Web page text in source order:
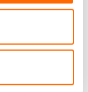
V . 215 V è